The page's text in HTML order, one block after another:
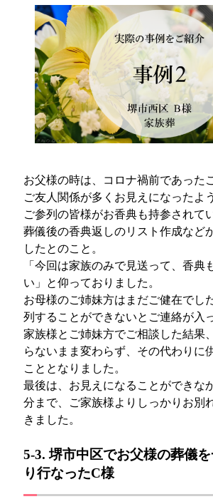
お父様の時は、コロナ禍前であった
ご友人関係が多くお見えになったよ
ご参列の皆様がお香典も持参されて
葬儀後の香典返しのリスト作成など
したとのこと。
「今回は家族のみで見送って、香典
い」と仰っておりました。
お母様のご姉妹方はまだご健在でし
列することができないとご連絡が入
家族様とご姉妹方でご相談した結果
らないまま変わらず、その代わりに
こととなりました。
最後は、お見えになることができな
分まで、ご家族様よりしっかりお別
きました。
5-3. 堺市中区でお父様の葬儀
り行なったC様